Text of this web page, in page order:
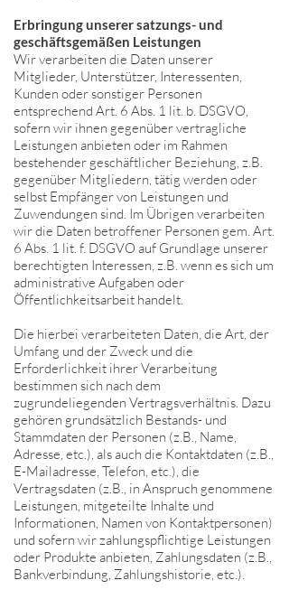
Erbringung unserer satzungs- und
geschäftsgemäßen Leistungen
Wir verarbeiten die Daten unserer
Mitglieder, Unterstützer, Interessenten,
Kunden oder sonstiger Personen
entsprechend Art. 6 Abs. 1 lit. b. DSGVO,
sofern wir ihnen gegenüber vertragliche
Leistungen anbieten oder im Rahmen
bestehender geschäftlicher Beziehung, z.B.
gegenüber Mitgliedern, tätig werden oder
selbst Empfänger von Leistungen und
Zuwendungen sind. Im Übrigen verarbeiten
wir die Daten betroffener Personen gem. Art.
6 Abs. 1 lit. f. DSGVO auf Grundlage unserer
berechtigten Interessen, z.B. wenn es sich um
administrative Aufgaben oder
Öffentlichkeitsarbeit handelt.
Die hierbei verarbeiteten Daten, die Art, der
Umfang und der Zweck und die
Erforderlichkeit ihrer Verarbeitung
bestimmen sich nach dem
zugrundeliegenden Vertragsverhältnis. Dazu
gehören grundsätzlich Bestands- und
Stammdaten der Personen (z.B., Name,
Adresse, etc.), als auch die Kontaktdaten (z.B.,
E-Mailadresse, Telefon, etc.), die
Vertragsdaten (z.B., in Anspruch genommene
Leistungen, mitgeteilte Inhalte und
Informationen, Namen von Kontaktpersonen)
und sofern wir zahlungspflichtige Leistungen
oder Produkte anbieten, Zahlungsdaten (z.B.,
Bankverbindung, Zahlungshistorie, etc.).